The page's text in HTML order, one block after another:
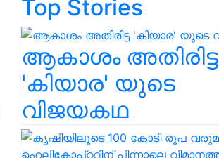
Top Stories
ആകാശം അതിരിട്ട
'കിയാര' യുടെ
വിജയകഥ